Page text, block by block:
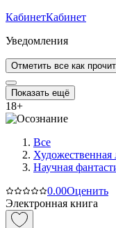
КабинетКабинет
Уведомления
Отметить все как
Показать ещё
18+
Все
Художественная
Научная
0.00Оценить
Электронная книга